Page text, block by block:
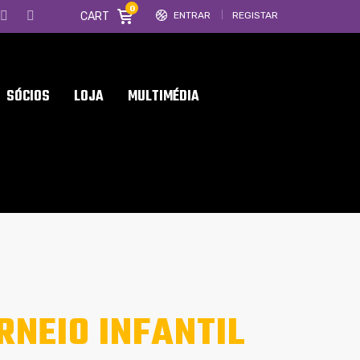
ENTRAR REGISTAR
CART
0
SÓCIOS LOJA MULTIMÉDIA
INFANTIL